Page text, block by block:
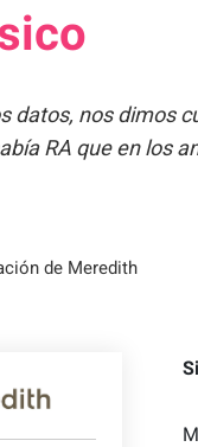
datos, nos dimos
RA que en los
de Meredith